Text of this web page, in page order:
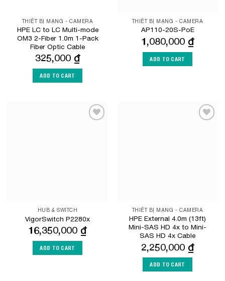
THIẾT BỊ MẠNG - CAMERA
HPE LC to LC Multi-mode
OM3 2-Fiber 1.0m 1-Pack
Fiber Optic Cable
325,000 ₫
ADD TO CART
THIẾT BỊ MẠNG - CAMERA
AP110-20S-PoE
1,080,000 ₫
ADD TO CART
HUB & SWITCH
VigorSwitch P2280x
16,350,000 ₫
ADD TO CART
THIẾT BỊ MẠNG - CAMERA
HPE External 4.0m (13ft)
Mini-SAS HD 4x to Mini-
SAS HD 4x Cable
2,250,000 ₫
ADD TO CART